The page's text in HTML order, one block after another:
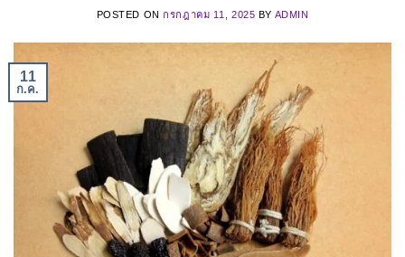
POSTED ON กรกฎาคม 11, 2025 BY ADMIN
11
ก.ค.